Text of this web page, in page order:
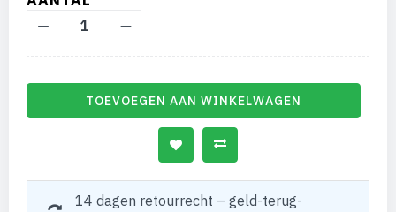
TOEVOEGEN AAN WINKELWAGEN
14 dagen retourrecht – geld-terug-